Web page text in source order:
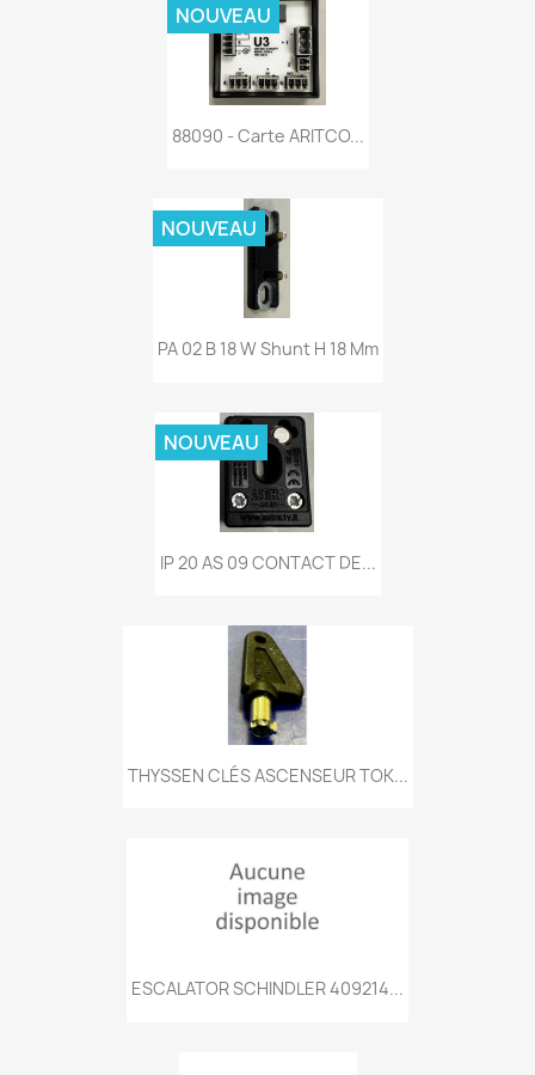
88090 - Carte ARITCO...
NOUVEAU
PA 02 B 18 W Shunt H 18 Mm
NOUVEAU
IP 20 AS 09 CONTACT DE...
NOUVEAU
THYSSEN CLÉS ASCENSEUR TOK...
ESCALATOR SCHINDLER 409214...